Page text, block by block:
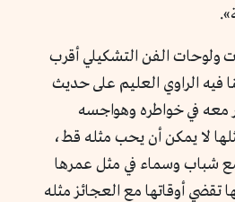
ولوحات الفن التشكيلي أقرب
فيه الراوي العليم على حديث
معه في خواطره وهواجسه
لا يمكن أن يحب مثله قط،
شباب وسماء في مثل عمرها
تقضي أوقاتها مع العجائز مثله